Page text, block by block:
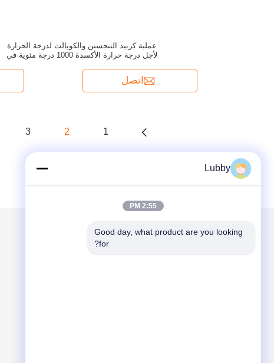
عملية كربيد التنجستن والكوبالت لدرجة الحرارة
لأجل درجة حرارة الأكسدة 1000 درجة مئوية في
اتصل
1
2
3
Lubby
2:55 PM
Good day, what product are you looking
for?